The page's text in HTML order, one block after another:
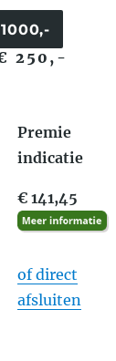
250,-
Premie
indicatie
€ 141,45
of direct
afsluiten